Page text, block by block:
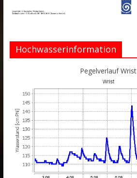
Hochwasserinformation
Pegelverlauf Wrist